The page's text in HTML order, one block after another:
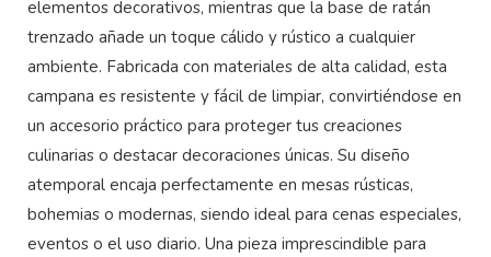
elementos decorativos, mientras que la base de ratán
trenzado añade un toque cálido y rústico a cualquier
ambiente. Fabricada con materiales de alta calidad, esta
campana es resistente y fácil de limpiar, convirtiéndose en
un accesorio práctico para proteger tus creaciones
culinarias o destacar decoraciones únicas. Su diseño
atemporal encaja perfectamente en mesas rústicas,
bohemias o modernas, siendo ideal para cenas especiales,
eventos o el uso diario. Una pieza imprescindible para